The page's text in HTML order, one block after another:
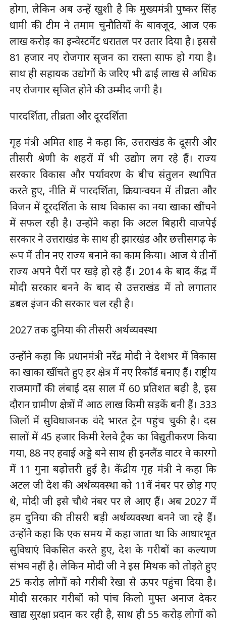
होगा, लेकिन अब उन्हें खुशी है कि मुख्यमंत्री पुष्कर सिंह
धामी की टीम ने तमाम चुनौतियों के बावजूद, आज एक
लाख करोड़ का इन्वेस्टमेंट धरातल पर उतार दिया है। इससे
81 हजार नए रोजगार सृजन का रास्ता साफ हो गया है।
साथ ही सहायक उद्योगों के जरिए भी ढाई लाख से अधिक
नए रोजगार सृजित होने की उम्मीद जगी है।
पारदर्शिता, तीव्रता और दूरदर्शिता
गृह मंत्री अमित शाह ने कहा कि, उत्तराखंड के दूसरी और
तीसरी श्रेणी के शहरों में भी उद्योग लग रहे हैं। राज्य
सरकार विकास और पर्यावरण के बीच संतुलन स्थापित
करते हुए, नीति में पारदर्शिता, क्रियान्वयन में तीव्रता और
विजन में दूरदर्शिता के साथ विकास का नया खाका खींचने
में सफल रही है। उन्होंने कहा कि अटल बिहारी वाजपेई
सरकार ने उत्तराखंड के साथ ही झारखंड और छत्तीसगढ़ के
रूप में तीन नए राज्य बनाने का काम किया। आज ये तीनों
राज्य अपने पैरों पर खड़े हो रहे हैं। 2014 के बाद केंद्र में
मोदी सरकार बनने के बाद से उत्तराखंड में तो लगातार
डबल इंजन की सरकार चल रही है।
2027 तक दुनिया की तीसरी अर्थव्यवस्था
उन्होंने कहा कि प्रधानमंत्री नरेंद्र मोदी ने देशभर में विकास
का खाका खींचते हुए हर क्षेत्र में नए रिकॉर्ड बनाए हैं। राष्ट्रीय
राजमार्गों की लंबाई दस साल में 60 प्रतिशत बढ़ी है, इस
दौरान ग्रामीण क्षेत्रों में आठ लाख किमी सड़कें बनी हैं। 333
जिलों में सुविधाजनक वंदे भारत ट्रेन पहुंच चुकी है। दस
सालों में 45 हजार किमी रेलवे ट्रैक का विद्युतीकरण किया
गया, 88 नए हवाई अड्डे बने साथ ही इनलैंड वाटर वे कारगो
में 11 गुना बढ़ोत्तरी हुई है। केंद्रीय गृह मंत्री ने कहा कि
अटल जी देश की अर्थव्यवस्था को 11वें नंबर पर छोड़ गए
थे, मोदी जी इसे चौथे नंबर पर ले आए हैं। अब 2027 में
हम दुनिया की तीसरी बड़ी अर्थव्यवस्था बनने जा रहे हैं।
उन्होंने कहा कि एक समय में कहा जाता था कि आधारभूत
सुविधाएं विकसित करते हुए, देश के गरीबों का कल्याण
संभव नहीं है। लेकिन मोदी जी ने इस मिथक को तोड़ते हुए
25 करोड़ लोगों को गरीबी रेखा से ऊपर पहुंचा दिया है।
मोदी सरकार गरीबों को पांच किलो मुफ्त अनाज देकर
खाद्य सुरक्षा प्रदान कर रही है, साथ ही 55 करोड़ लोगों को